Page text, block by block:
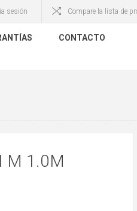
sesión Compare la lista de
CONTACTO
M 1.0M